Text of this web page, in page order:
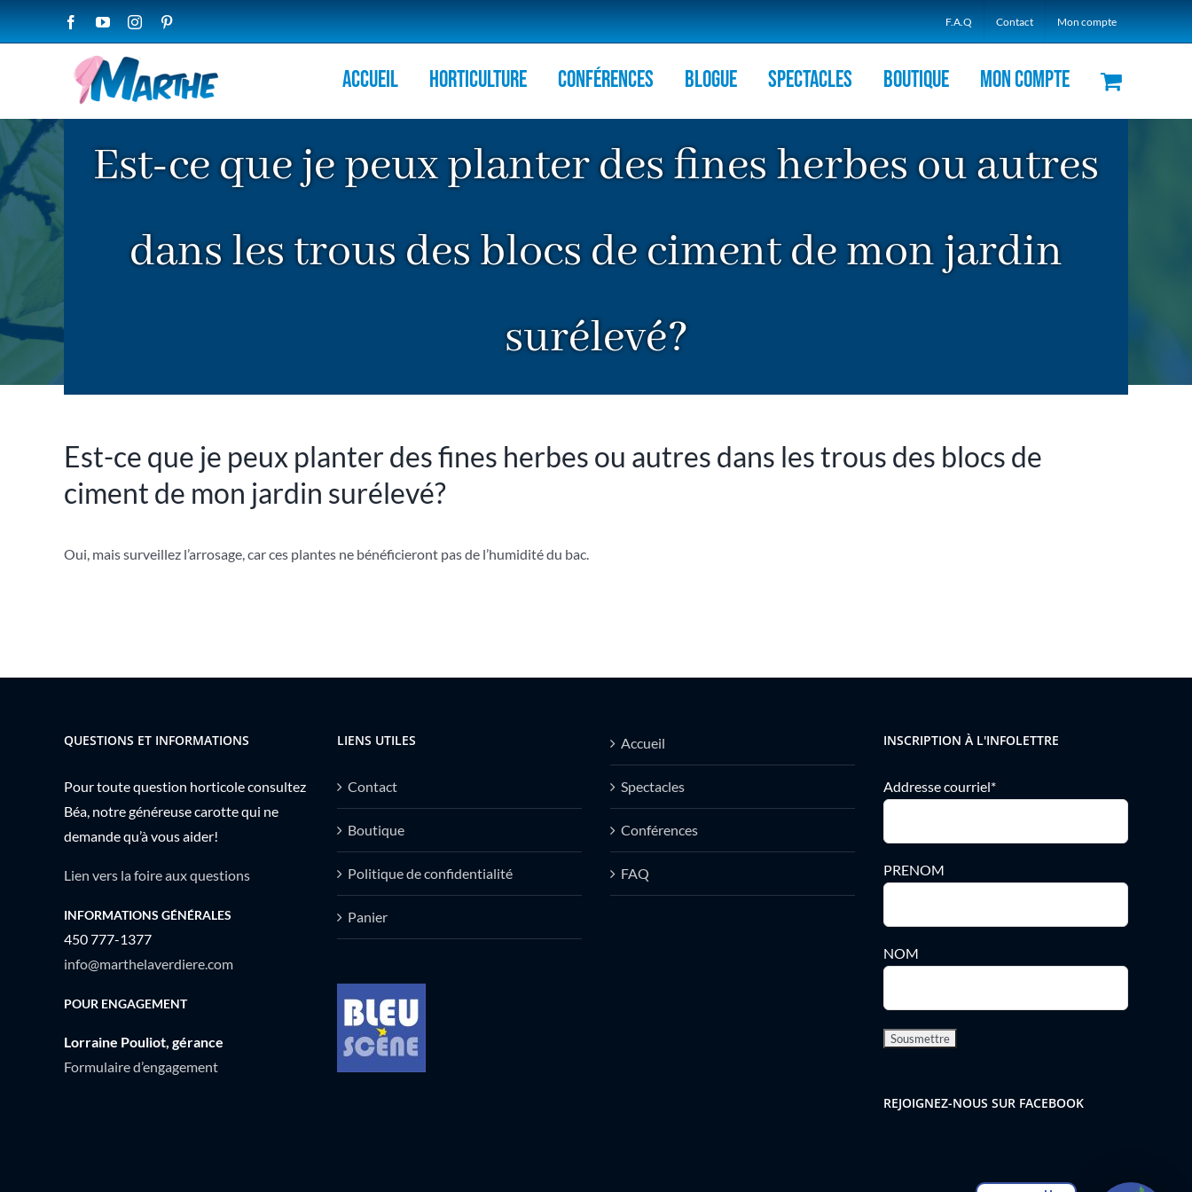
FacebookYouTubeInstagram F.A.Q Contact Mon compte
Accueil HORTICULTURE Conférences Blogue Spectacles Boutique Mon compte
Est-ce que je peux planter des fines herbes ou autres
dans les trous des blocs de ciment de mon jardin
surélevé?
Est-ce que je peux planter des fines herbes ou autres dans les trous des blocs de
ciment de mon jardin surélevé?
Oui, mais surveillez l’arrosage, car ces plantes ne bénéficieront pas de l’humidité du bac.
QUESTIONS ET INFORMATIONS
Pour toute question horticole consultez
Béa, notre généreuse carotte qui ne
demande qu’à vous aider!
Lien vers la foire aux questions
INFORMATIONS GÉNÉRALES
450 777-1377
info@marthelaverdiere.com
POUR ENGAGEMENT
Lorraine Pouliot, gérance
Formulaire d’engagement
LIENS UTILES
Contact
Boutique
Politique de confidentialité
Panier
Accueil
Spectacles
Conférences
FAQ
INSCRIPTION À L'INFOLETTRE
Addresse courriel*
PRENOM
NOM
REJOIGNEZ-NOUS SUR FACEBOOK